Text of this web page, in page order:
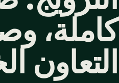
كاملة،
التعاون